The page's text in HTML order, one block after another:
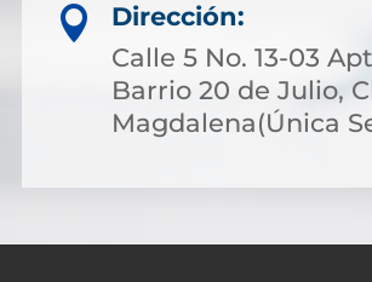

Dirección:
Calle 5 No. 13-03
Barrio 20 de Julio,
Magdalena(Única